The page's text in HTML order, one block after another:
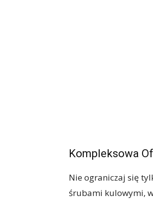
Kompleksowa
Nie ograniczaj się
śrubami kulowymi,